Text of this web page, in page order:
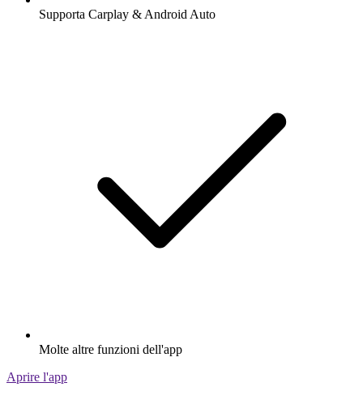
Supporta Carplay & Android Auto
Molte altre funzioni dell'app
Aprire l'app